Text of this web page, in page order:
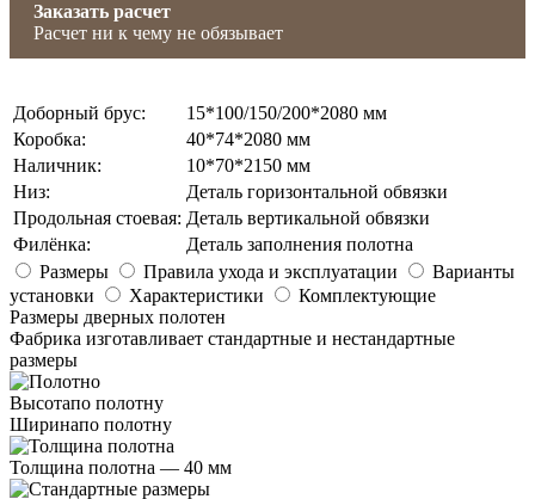
Заказать расчет
Расчет ни к чему не обязывает
Доборный брус:
15*100/150/200*2080 мм
Коробка:
40*74*2080 мм
Наличник:
10*70*2150 мм
Низ:
Деталь горизонтальной обвязки
Продольная стоевая: Деталь вертикальной обвязки
Филёнка:
Деталь заполнения полотна
Размеры
Правила ухода и эксплуатации
Варианты
установки
Характеристики
Комплектующие
Размеры дверных полотен
Фабрика изготавливает стандартные и нестандартные
размеры
Высотапо полотну
Ширинапо полотну
Толщина полотна — 40 мм